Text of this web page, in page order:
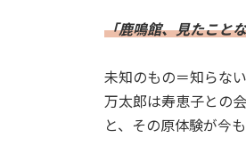
「鹿鳴館、見たこと
未知のもの＝知らな
万太郎は寿恵子との
と、その原体験が今